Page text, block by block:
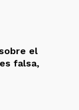
el
falsa,